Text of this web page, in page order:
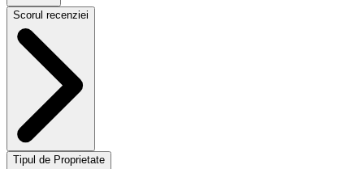
Scorul recenziei
Tipul de Proprietate